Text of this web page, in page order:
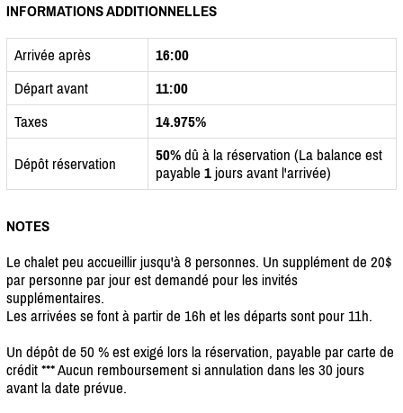
INFORMATIONS ADDITIONNELLES
Arrivée après
16:00
Départ avant
11:00
Taxes
14.975%
Dépôt réservation 50% dû à la réservation (La balance est
payable 1 jours avant l'arrivée)
NOTES
Le chalet peu accueillir jusqu'à 8 personnes. Un supplément de 20$
par personne par jour est demandé pour les invités
supplémentaires.
Les arrivées se font à partir de 16h et les départs sont pour 11h.
Un dépôt de 50 % est exigé lors la réservation, payable par carte de
crédit *** Aucun remboursement si annulation dans les 30 jours
avant la date prévue.